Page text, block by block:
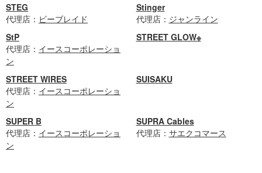
STEG
代理店： ビーブレイド
Stinger
代理店： ジャンライン
StP
代理店： イースコーポレーショ
ン
STREET GLOW※
STREET WIRES
代理店： イースコーポレーショ
ン
SUISAKU
SUPER B
代理店： イースコーポレーショ
ン
SUPRA Cables
代理店： サエクコマース